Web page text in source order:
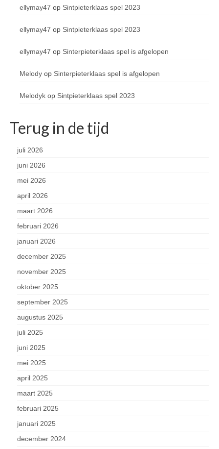
ellymay47 op Sintpieterklaas spel 2023
ellymay47 op Sintpieterklaas spel 2023
ellymay47 op Sinterpieterklaas spel is afgelopen
Melody op Sinterpieterklaas spel is afgelopen
Melodyk op Sintpieterklaas spel 2023
Terug in de tijd
juli 2026
juni 2026
mei 2026
april 2026
maart 2026
februari 2026
januari 2026
december 2025
november 2025
oktober 2025
september 2025
augustus 2025
juli 2025
juni 2025
mei 2025
april 2025
maart 2025
februari 2025
januari 2025
december 2024